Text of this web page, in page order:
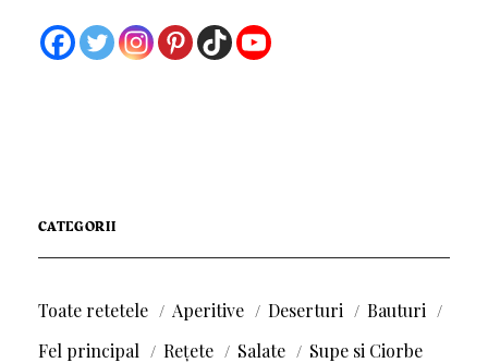
CATEGORII
Toate retetele Aperitive Deserturi
Bauturi
Fel principal
Rețete Salate Supe si Ciorbe